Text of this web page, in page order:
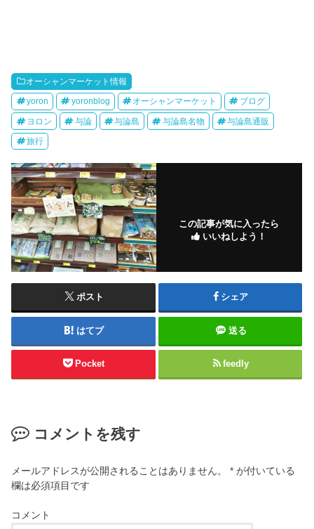
オーシャンマーケット情報
yoron yoronblog オーシャンマーケット ブログ
ヨロン 与論 与論島 与論島名物 与論島通販
旅行
この記事が気に入ったら
いいねしよう！
ポスト シェア
はてブ 送る
Pocket feedly
コメントを残す
メールアドレスが公開されることはありません。 * が付いている
欄は必須項目です
コメント